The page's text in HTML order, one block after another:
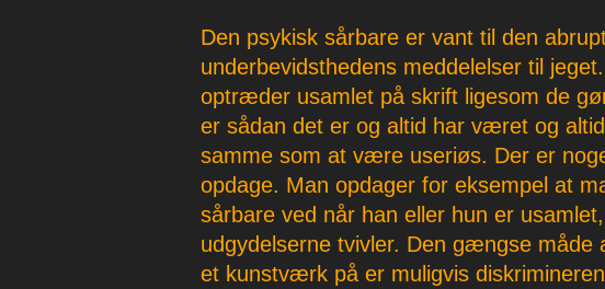
Den psykisk sårbare er vant til den
underbevidsthedens meddelelser til
optræder usamlet på skrift ligesom de
er sådan det er og altid har været og
samme som at være useriøs. Der er
opdage. Man opdager for eksempel at
sårbare ved når han eller hun er
udgydelserne tvivler. Den gængse
et kunstværk på er muligvis